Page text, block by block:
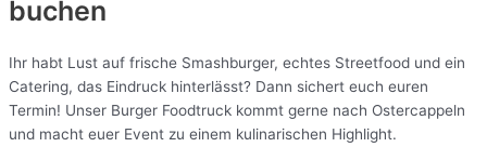
buchen
Ihr habt Lust auf frische Smashburger, echtes Streetfood und ein
Catering, das Eindruck hinterlässt? Dann sichert euch euren
Termin! Unser Burger Foodtruck kommt gerne nach Ostercappeln
und macht euer Event zu einem kulinarischen Highlight.